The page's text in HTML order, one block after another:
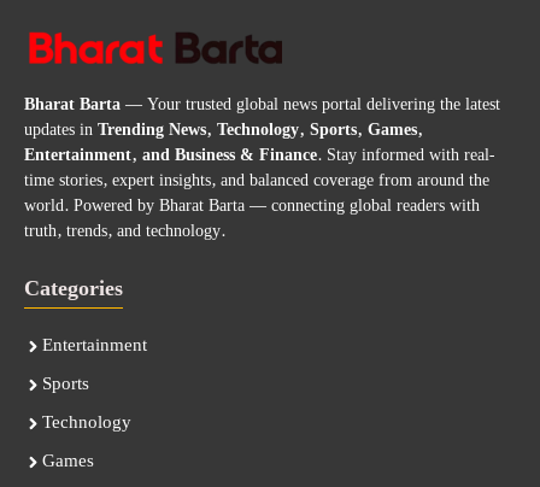
Bharat Barta— Your trusted global news portal delivering the latest
updates inTrending News, Technology, Sports, Games,
Entertainment, and Business & Finance. Stay informed with real-
time stories, expert insights, and balanced coverage from around the
world. Powered by Bharat Barta — connecting global readers with
truth, trends, and technology.
Categories
Entertainment
Sports
Technology
Games